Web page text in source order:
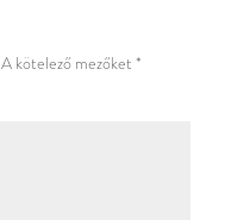
A kötelező mezőket *